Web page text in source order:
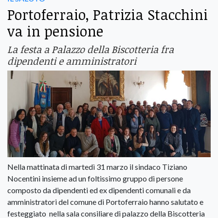
Portoferraio, Patrizia Stacchini
va in pensione
La festa a Palazzo della Biscotteria fra
dipendenti e amministratori
Nella mattinata di martedì 31 marzo il sindaco Tiziano
Nocentini insieme ad un foltissimo gruppo di persone
composto da dipendenti ed ex dipendenti comunali e da
amministratori del comune di Portoferraio hanno salutato e
festeggiato nella sala consiliare di palazzo della Biscotteria